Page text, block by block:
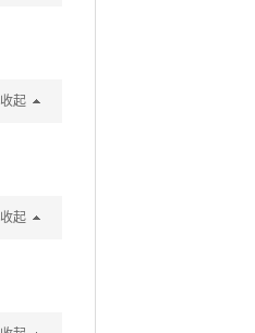
收起
收起